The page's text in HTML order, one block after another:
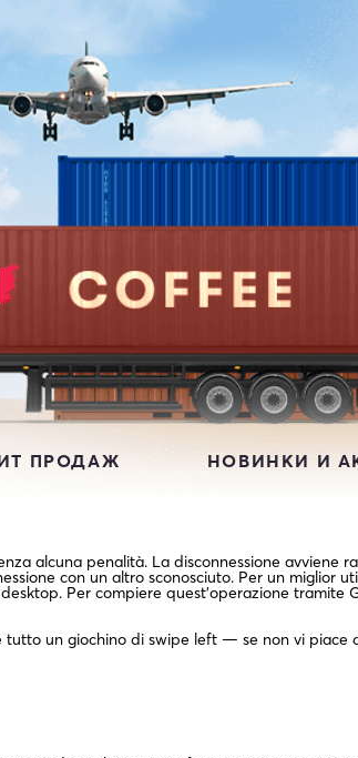
ПРОДАЖ НОВИНКИ И
alcuna penalità. La disconnessione
con un altro sconosciuto. Per un
Per compiere quest’operazione tramite
tutto un giochino di swipe left — se non vi